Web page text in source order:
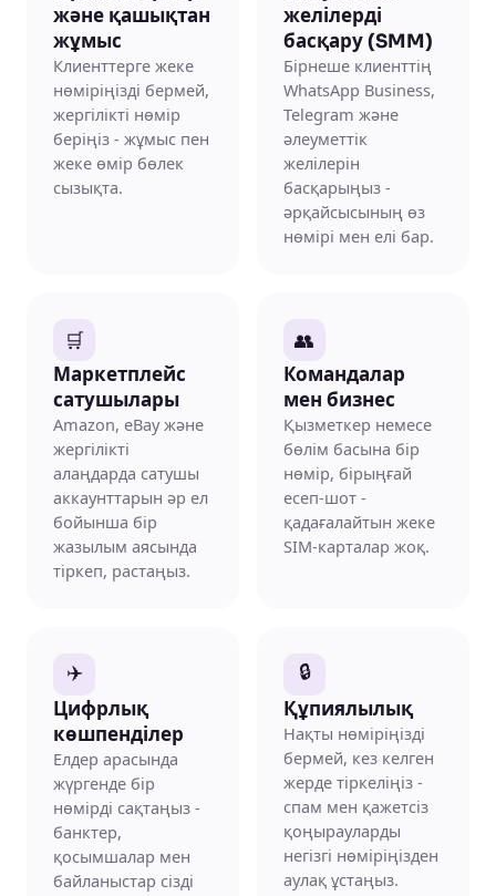
және қашықтан
жұмыс
Клиенттерге жеке
нөміріңізді бермей,
жергілікті нөмір
беріңіз - жұмыс пен
жеке өмір бөлек
сызықта.
желілерді
басқару (SMM)
Бірнеше клиенттің
WhatsApp Business,
Telegram және
әлеуметтік
желілерін
басқарыңыз -
әрқайсысының өз
нөмірі мен елі бар.
🛒
Маркетплейс
сатушылары
Amazon, eBay және
жергілікті
алаңдарда сатушы
аккаунттарын әр ел
бойынша бір
жазылым аясында
тіркеп, растаңыз.
👥
Командалар
мен бизнес
Қызметкер немесе
бөлім басына бір
нөмір, бірыңғай
есеп-шот -
қадағалайтын жеке
SIM-карталар жоқ.
✈️
Цифрлық
көшпенділер
Елдер арасында
жүргенде бір
нөмірді сақтаңыз -
банктер,
қосымшалар мен
байланыстар сізді
🔒
Құпиялылық
Нақты нөміріңізді
бермей, кез келген
жерде тіркеліңіз -
спам мен қажетсіз
қоңырауларды
негізгі нөміріңізден
аулақ ұстаңыз.